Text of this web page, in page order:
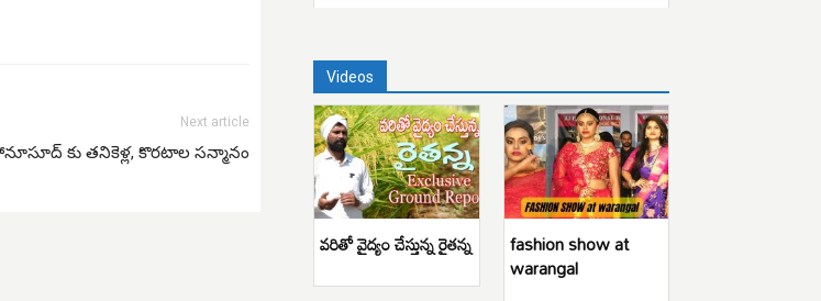
Next article
కు తనికెళ్ల, కొరటాల సన్మానం
Videos
వరితో వైద్యం చేస్తున్న రైతన్న fashion show at
warangal